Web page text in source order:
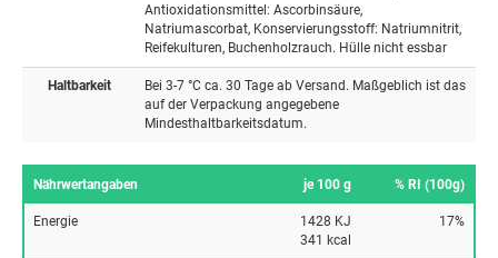
Antioxidationsmittel: Ascorbinsäure,
Natriumascorbat, Konservierungsstoff: Natriumnitrit,
Reifekulturen, Buchenholzrauch. Hülle nicht essbar
Haltbarkeit
Bei 3-7 °C ca. 30 Tage ab Versand. Maßgeblich ist das
auf der Verpackung angegebene
Mindesthaltbarkeitsdatum.
Nährwertangaben je 100 g % RI (100g)
Energie
1428 KJ
341 kcal
17%